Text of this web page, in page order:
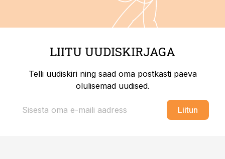
LIITU UUDISKIRJAGA
Telli uudiskiri ning saad oma postkasti päeva
olulisemad uudised.
Liitun